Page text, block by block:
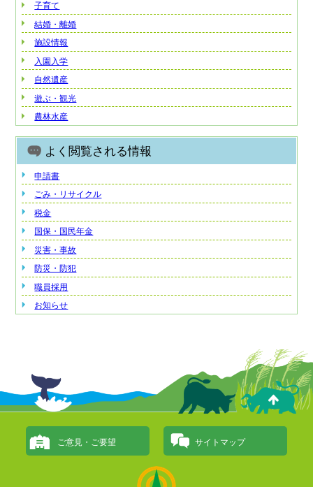
子育て
結婚・離婚
施設情報
入園入学
自然遺産
遊ぶ・観光
農林水産
よく閲覧される情報
申請書
ごみ・リサイクル
税金
国保・国民年金
災害・事故
防災・防犯
職員採用
お知らせ
ご意見・ご要望 サイトマップ